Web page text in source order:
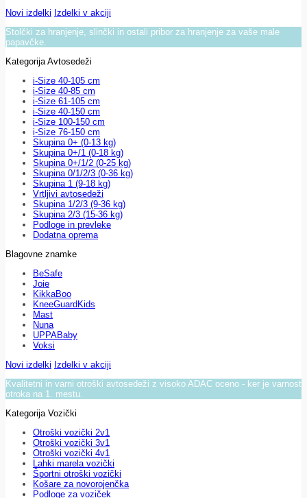
Novi izdelki Izdelki v akciji
Stolčki za hranjenje, slinčki in ostali pribor za hranjenje za vaše male
papavčke.
Kategorija Avtosedeži
i-Size 40-105 cm
i-Size 40-85 cm
i-Size 61-105 cm
i-Size 40-150 cm
i-Size 100-150 cm
i-Size 76-150 cm
Skupina 0+ (0-13 kg)
Skupina 0+/1 (0-18 kg)
Skupina 0+/1/2 (0-25 kg)
Skupina 0/1/2/3 (0-36 kg)
Skupina 1 (9-18 kg)
Vrtljivi avtosedeži
Skupina 1/2/3 (9-36 kg)
Skupina 2/3 (15-36 kg)
Podloge in prevleke
Dodatna oprema
Blagovne znamke
BeSafe
Joie
KikkaBoo
KneeGuardKids
Mast
Nuna
UPPABaby
Voksi
Novi izdelki Izdelki v akciji
Kvalitetni in varni otroški avtosedeži z visoko ADAC oceno - ker je varnost
otroka na 1. mestu.
Kategorija Vozički
Otroški vozički 2v1
Otroški vozički 3v1
Otroški vozički 4v1
Lahki marela vozički
Športni otroški vozički
Košare za novorojenčka
Podloge za voziček